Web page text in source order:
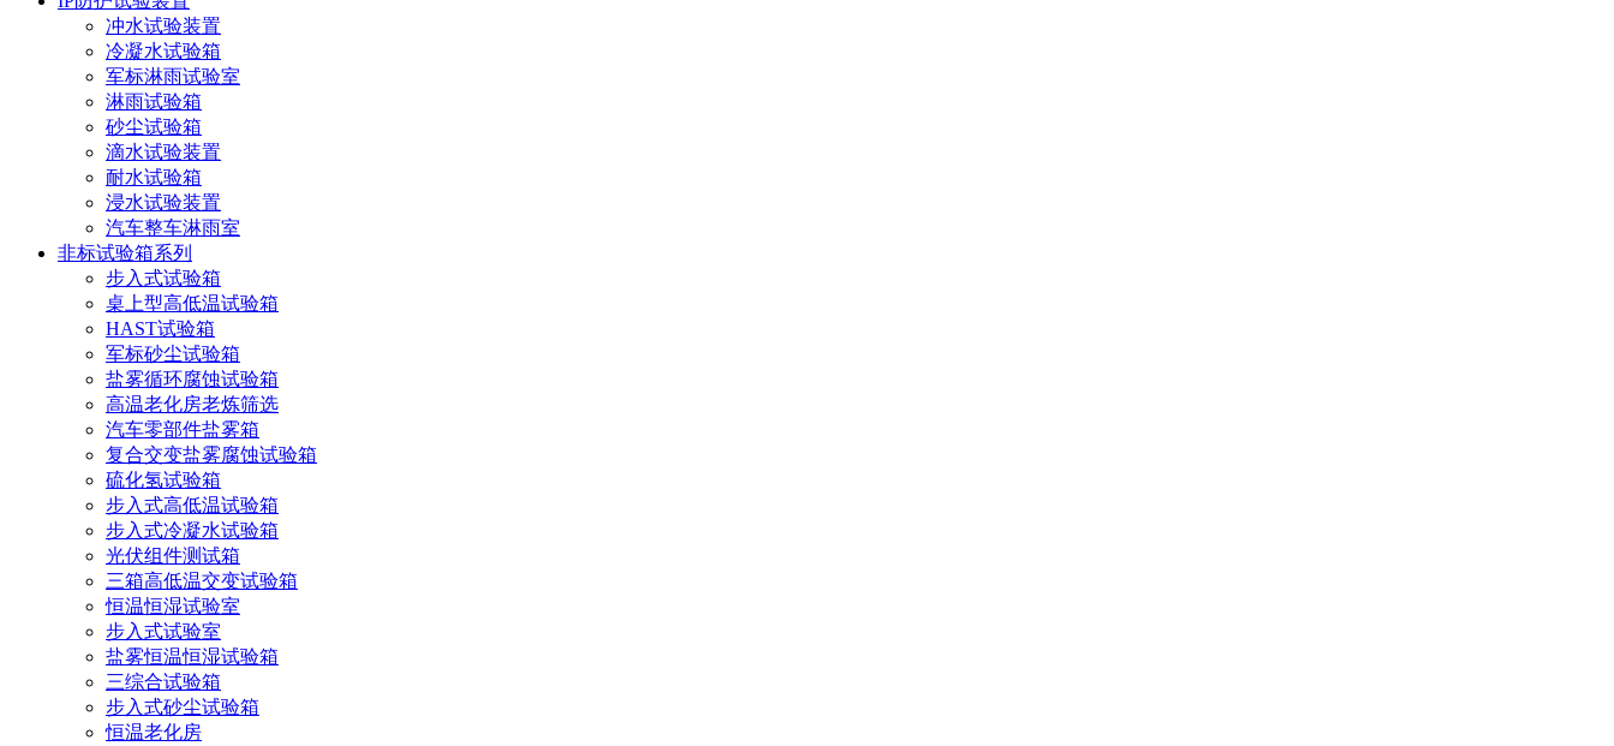
冲水试验装置
冷凝水试验箱
军标淋雨试验室
淋雨试验箱
砂尘试验箱
滴水试验装置
耐水试验箱
浸水试验装置
汽车整车淋雨室
非标试验箱系列
步入式试验箱
桌上型高低温试验箱
HAST试验箱
军标砂尘试验箱
盐雾循环腐蚀试验箱
高温老化房老炼筛选
汽车零部件盐雾箱
复合交变盐雾腐蚀试验箱
硫化氢试验箱
步入式高低温试验箱
步入式冷凝水试验箱
光伏组件测试箱
三箱高低温交变试验箱
恒温恒湿试验室
步入式试验室
盐雾恒温恒湿试验箱
三综合试验箱
步入式砂尘试验箱
恒温老化房